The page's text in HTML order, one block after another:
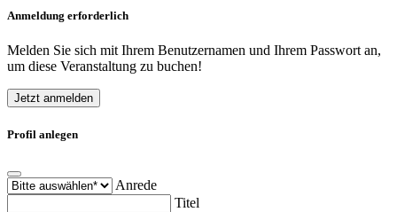
Anmeldung erforderlich
Melden Sie sich mit Ihrem Benutzernamen und Ihrem Passwort an,
um diese Veranstaltung zu buchen!
Jetzt anmelden
Profil anlegen
Anrede
Titel